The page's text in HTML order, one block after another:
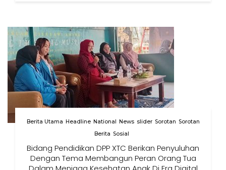
Berita Utama Headline National News slider Sorotan Sorotan
Berita Sosial
Bidang Pendidikan DPP XTC Berikan Penyuluhan
Dengan Tema Membangun Peran Orang Tua